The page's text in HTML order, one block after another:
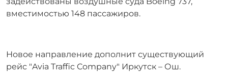
вместимостью 148 пассажиров.
Новое направление дополнит существующий
рейс "Avia Traffic Company" Иркутск – Ош.